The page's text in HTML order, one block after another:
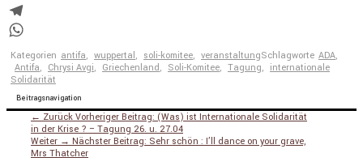
Messenger
Telegram
WhatsApp
Kategorien antifa, wuppertal, soli-komitee, veranstaltungSchlagworte ADA,
Antifa, Chrysi Avgi, Griechenland, Soli-Komitee, Tagung, internationale
Solidarität
Beitragsnavigation
← Zurück Vorheriger Beitrag: (Was) ist Internationale Solidarität
in der Krise ? – Tagung 26. u. 27.04
Weiter → Nächster Beitrag: Sehr schön : I’ll dance on your grave,
Mrs Thatcher